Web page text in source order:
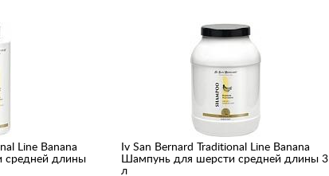
Line Banana
длины
Iv San Bernard Traditional Line Banana
Шампунь для шерсти средней длины 3
л